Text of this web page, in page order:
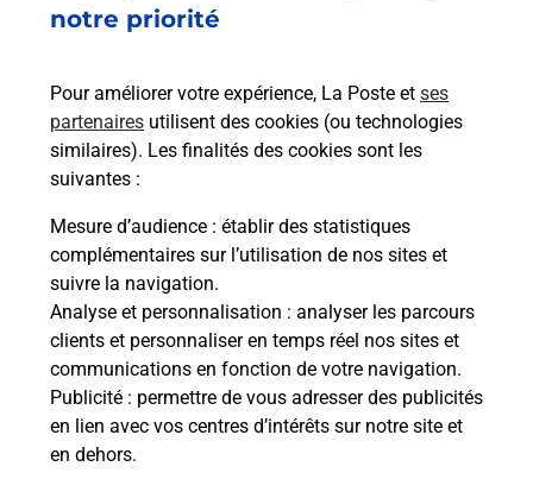
notre priorité
Pour améliorer votre expérience, La Poste et ses
partenaires utilisent des cookies (ou technologies
similaires). Les finalités des cookies sont les
suivantes :
Mesure d’audience : établir des statistiques
complémentaires sur l’utilisation de nos sites et
suivre la navigation.
Analyse et personnalisation : analyser les parcours
clients et personnaliser en temps réel nos sites et
communications en fonction de votre navigation.
Publicité : permettre de vous adresser des publicités
en lien avec vos centres d’intérêts sur notre site et
en dehors.
de chez vous ? Découvrez notre offre de
En savoir plus
En savoir plus
Souscrire à la téléassistance
Besoin d’un système de téléassistance à l’intérieur
et/ou à l’extérieur de votre domicile ? Découvrez
les offres téléalarme dans votre bureau de Poste à
NEUVILLE AUX BOIS.
En savoir plus